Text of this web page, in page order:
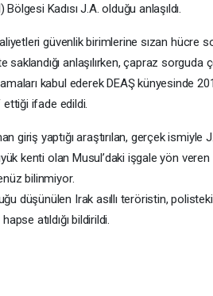
Kadısı J.A. olduğu anlaşıldı.
güvenlik birimlerine sızan hücre
anlaşılırken, çapraz sorguda
kabul ederek DEAŞ künyesinde
ifade edildi.
giriş yaptığı araştırılan, gerçek ismiyle
kenti olan Musul’daki işgale yön
bilinmiyor.
düşünülen Irak asıllı teröristin,
atıldığı bildirildi.